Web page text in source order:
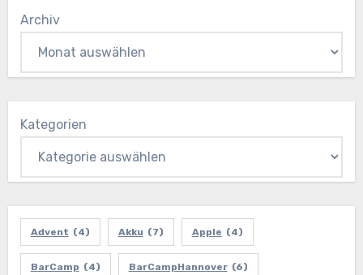
Archiv
Kategorien
Advent (4) Akku (7) Apple (4)
BarCamp (4) BarCampHannover (6)